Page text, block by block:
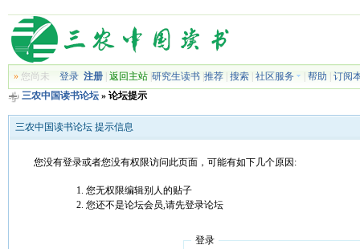
»您尚未 登录 注册| 返回主站| 研究生读书| 推荐| 搜索| 社区服务 帮助
订阅
三农中国读书论坛» 论坛提示
三农中国读书论坛 提示信息
您没有登录或者您没有权限访问此页面，可能有如下几个原因:
您无权限编辑别人的贴子
您还不是论坛会员,请先登录论坛
登录